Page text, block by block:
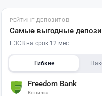
РЕЙТИНГ ДЕПОЗИТОВ
Самые выгодные
ГЭСВ на срок 12 мес
Гибкие
Freedom Bank
Копилка